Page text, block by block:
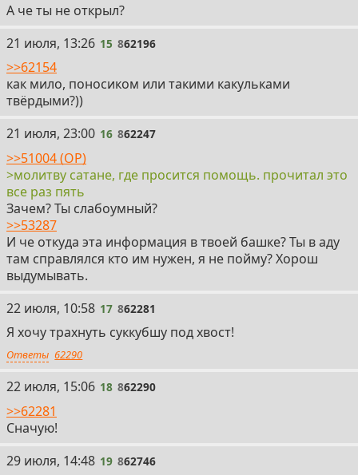
А че ты не открыл?
15
21 июля, 13:26 15 862196
>>62154
как мило, поносиком или такими какульками
твёрдыми?))
16
21 июля, 23:00 16 862247
>>51004 (OP)
>молитву сатане, где просится помощь. прочитал это
все раз пять
Зачем? Ты слабоумный?
>>53287
И че откуда эта информация в твоей башке? Ты в аду
там справлялся кто им нужен, я не пойму? Хорош
выдумывать.
17
22 июля, 10:58 17 862281
Я хочу трахнуть суккубшу под хвост!
Ответы 62290
18
22 июля, 15:06 18 862290
>>62281
Сначую!
19
29 июля, 14:48 19 862746